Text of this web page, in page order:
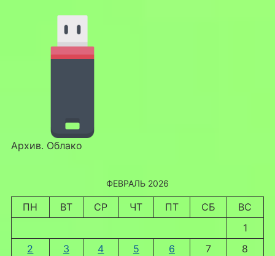
Архив. Облако
ФЕВРАЛЬ 2026
ПН ВТ СР ЧТ ПТ СБ
ВС
1
2
3 4 5 6 7
8